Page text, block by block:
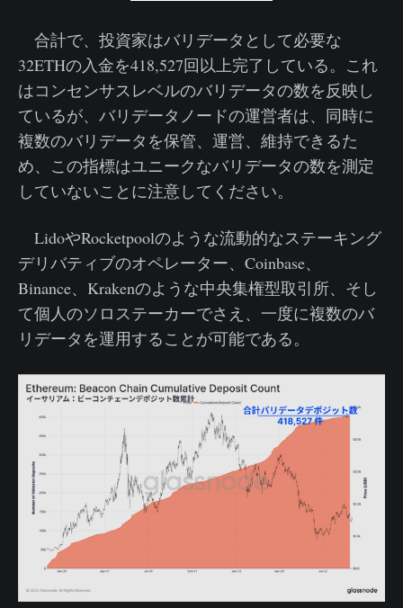
合計で、投資家はバリデータとして必要な
32ETHの入金を418,527回以上完了している。これ
はコンセンサスレベルのバリデータの数を反映し
ているが、バリデータノードの運営者は、同時に
複数のバリデータを保管、運営、維持できるた
め、この指標はユニークなバリデータの数を測定
していないことに注意してください。
LidoやRocketpoolのような流動的なステーキング
デリバティブのオペレーター、Coinbase、
Binance、Krakenのような中央集権型取引所、そし
て個人のソロステーカーでさえ、一度に複数のバ
リデータを運用することが可能である。